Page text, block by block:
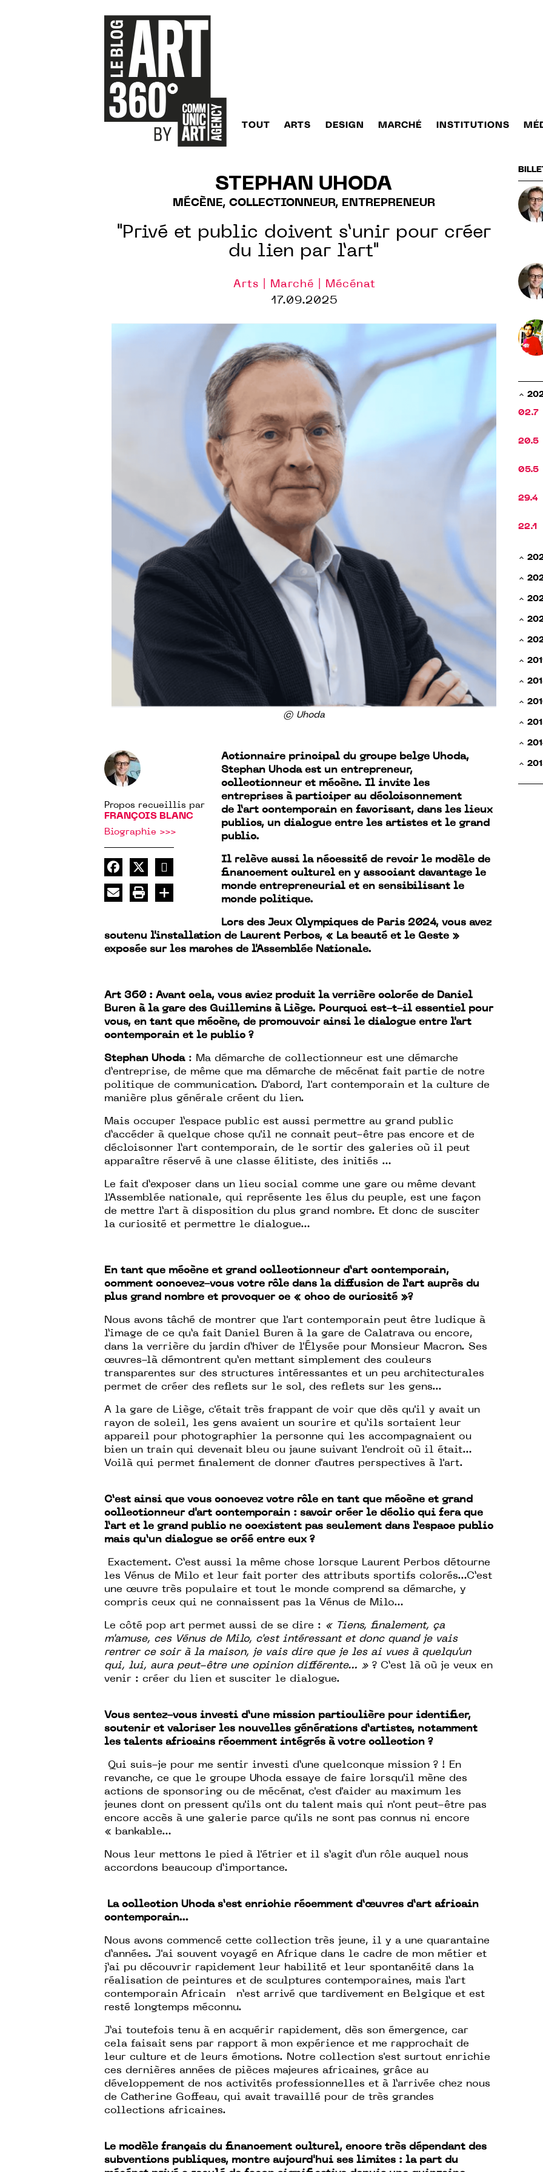
TOUT ARTS DESIGN MARCHÉ INSTITUTIONS
STEPHAN UHODA
MÉCÈNE, COLLECTIONNEUR, ENTREPRENEUR
"Privé et public doivent s’unir pour créer
du lien par l’art"
Arts | Marché | Mécénat
17.09.2025
© Uhoda
Propos recueillis par
FRANÇOIS BLANC
Biographie >>>
Actionnaire principal du groupe belge Uhoda,
Stephan Uhoda est un entrepreneur,
collectionneur et mécène. Il invite les
entreprises à participer au décloisonnement
de l’art contemporain en favorisant, dans les lieux
publics, un dialogue entre les artistes et le grand
public.
Il relève aussi la nécessité de revoir le modèle de
financement culturel en y associant davantage le
monde entrepreneurial et en sensibilisant le
monde politique.
Lors des Jeux Olympiques de Paris 2024, vous avez
soutenu l'installation de Laurent Perbos, « La beauté et le Geste »
exposée sur les marches de l'Assemblée Nationale.
Art 360 : Avant cela, vous aviez produit la verrière colorée de Daniel
Buren à la gare des Guillemins à Liège. Pourquoi est-t-il essentiel pour
vous, en tant que mécène, de promouvoir ainsi le dialogue entre l'art
contemporain et le public ?
Stephan Uhoda: Ma démarche de collectionneur est une démarche
d’entreprise, de même que ma démarche de mécénat fait partie de notre
politique de communication. D'abord, l'art contemporain et la culture de
manière plus générale créent du lien.
Mais occuper l’espace public est aussi permettre au grand public
d’accéder à quelque chose qu'il ne connait peut-être pas encore et de
décloisonner l’art contemporain, de le sortir des galeries où il peut
apparaître réservé à une classe élitiste, des initiés …
Le fait d’exposer dans un lieu social comme une gare ou même devant
l'Assemblée nationale, qui représente les élus du peuple, est une façon
de mettre l’art à disposition du plus grand nombre. Et donc de susciter
la curiosité et permettre le dialogue…
En tant que mécène et grand collectionneur d’art contemporain,
comment concevez-vous votre rôle dans la diffusion de l’art auprès du
plus grand nombre et provoquer ce « choc de curiosité »?
Nous avons tâché de montrer que l'art contemporain peut être ludique à
l’image de ce qu’a fait Daniel Buren à la gare de Calatrava ou encore,
dans la verrière du jardin d’hiver de l'Élysée pour Monsieur Macron. Ses
œuvres-là démontrent qu’en mettant simplement des couleurs
transparentes sur des structures intéressantes et un peu architecturales
permet de créer des reflets sur le sol, des reflets sur les gens...
A la gare de Liège, c'était très frappant de voir que dès qu'il y avait un
rayon de soleil, les gens avaient un sourire et qu’ils sortaient leur
appareil pour photographier la personne qui les accompagnaient ou
bien un train qui devenait bleu ou jaune suivant l'endroit où il était…
Voilà qui permet finalement de donner d'autres perspectives à l'art.
C’est ainsi que vous concevez votre rôle en tant que mécène et grand
collectionneur d'art contemporain : savoir créer le déclic qui fera que
l’art et le grand public ne coexistent pas seulement dans l’espace public
mais qu’un dialogue se créé entre eux ?
Exactement. C’est aussi la même chose lorsque Laurent Perbos détourne
les Vénus de Milo et leur fait porter des attributs sportifs colorés…C’est
une œuvre très populaire et tout le monde comprend sa démarche, y
compris ceux qui ne connaissent pas la Vénus de Milo…
Le côté pop art permet aussi de se dire : « Tiens, finalement, ça
m'amuse, ces Vénus de Milo, c'est intéressant et donc quand je vais
rentrer ce soir à la maison, je vais dire que je les ai vues à quelqu'un
qui, lui, aura peut-être une opinion différente… » ? C’est là où je veux en
venir : créer du lien et susciter le dialogue.
Vous sentez-vous investi d’une mission particulière pour identifier,
soutenir et valoriser les nouvelles générations d’artistes, notamment
les talents africains récemment intégrés à votre collection ?
Qui suis-je pour me sentir investi d’une quelconque mission ? ! En
revanche, ce que le groupe Uhoda essaye de faire lorsqu'il mène des
actions de sponsoring ou de mécénat, c'est d'aider au maximum les
jeunes dont on pressent qu'ils ont du talent mais qui n'ont peut-être pas
encore accès à une galerie parce qu'ils ne sont pas connus ni encore
« bankable…
Nous leur mettons le pied à l'étrier et il s’agit d’un rôle auquel nous
accordons beaucoup d’importance.
La collection Uhoda s’est enrichie récemment d’œuvres d’art africain
contemporain…
Nous avons commencé cette collection très jeune, il y a une quarantaine
d’années. J'ai souvent voyagé en Afrique dans le cadre de mon métier et
j’ai pu découvrir rapidement leur habilité et leur spontanéité dans la
réalisation de peintures et de sculptures contemporaines, mais l’art
contemporain Africain n’est arrivé que tardivement en Belgique et est
resté longtemps méconnu.
J’ai toutefois tenu à en acquérir rapidement, dès son émergence, car
cela faisait sens par rapport à mon expérience et me rapprochait de
leur culture et de leurs émotions. Notre collection s'est surtout enrichie
ces dernières années de pièces majeures africaines, grâce au
développement de nos activités professionnelles et à l’arrivée chez nous
de Catherine Goffeau, qui avait travaillé pour de très grandes
collections africaines.
Le modèle français du financement culturel, encore très dépendant des
subventions publiques, montre aujourd'hui ses limites : la part du
02.7
20.5
05.5
29.4
22.1